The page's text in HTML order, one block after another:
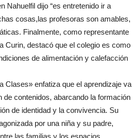
Nahuelfil dijo “es entretenido ir a
cosas,las profesoras son amables,
Finalmente, como representante
Curin, destacó que el colegio es como
de alimentación y calefacción
Clases» enfatiza que el aprendizaje va
de contenidos, abarcando la formación
de identidad y la convivencia. Su
por una niña y su padre,
las familias y los espacios